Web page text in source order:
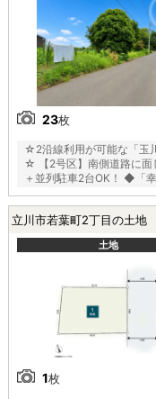
23枚
☆2沿線利用が可能な「玉
☆ 【2号区】南側道路に面
＋並列駐車2台OK！ ◆「
◆都市ガス◆
立川市若葉町2丁目の土地
土地
1枚